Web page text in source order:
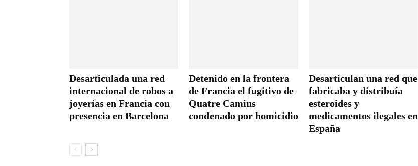
Desarticulada una red
internacional de robos a
joyerías en Francia con
presencia en Barcelona
Detenido en la frontera
de Francia el fugitivo de
Quatre Camins
condenado por homicidio
Desarticulan una red que
fabricaba y distribuía
esteroides y
medicamentos ilegales en
España